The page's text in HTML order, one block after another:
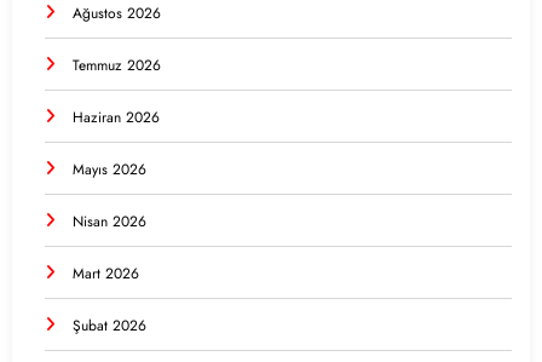
Ağustos 2026
Temmuz 2026
Haziran 2026
Mayıs 2026
Nisan 2026
Mart 2026
Şubat 2026